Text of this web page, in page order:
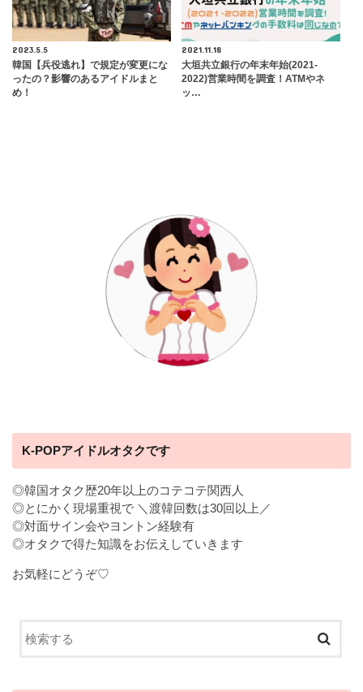
2023.5.5
韓国【兵役逃れ】で規定が変更にな
ったの？影響のあるアイドルまと
め！
2021.11.18
大垣共立銀行の年末年始(2021-
2022)営業時間を調査！ATMやネ
ッ…
K-POPアイドルオタクです
◎韓国オタク歴20年以上のコテコテ関西人
◎とにかく現場重視で ＼渡韓回数は30回以上／
◎対面サイン会やヨントン経験有
◎オタクで得た知識をお伝えしていきます
お気軽にどうぞ♡